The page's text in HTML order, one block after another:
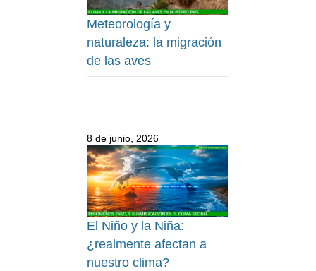
Meteorología y
naturaleza: la migración
de las aves
8 de junio, 2026
El Niño y la Niña:
¿realmente afectan a
nuestro clima?